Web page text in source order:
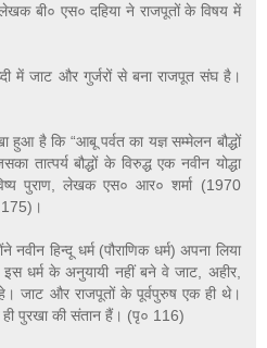
बी० एस० दहिया ने राजपूतों के विषय में
में जाट और गुर्जरों से बना राजपूत संघ है।
हुआ है कि “आबू पर्वत का यज्ञ सम्मेलन बौद्धों
तात्पर्य बौद्धों के विरुद्ध एक नवीन योद्धा
पुराण, लेखक एस० आर० शर्मा (1970
नवीन हिन्दू धर्म (पौराणिक धर्म) अपना लिया
धर्म के अनुयायी नहीं बने वे जाट, अहीर,
जाट और राजपूतों के पूर्वपुरुष एक ही थे।
पुरखा की संतान हैं। (पृ० 116)